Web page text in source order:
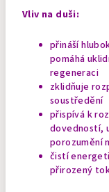
Vliv na duši:
přináší
pomáhá
regeneraci
zklidňuje
soustředění
přispívá k
dovedností,
porozumění
čistí
přirozený